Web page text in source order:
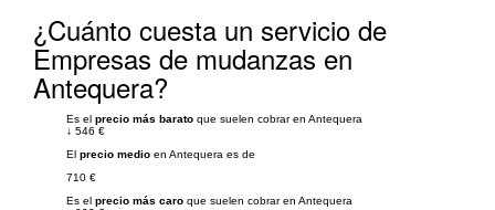
¿Cuánto cuesta un servicio de
Empresas de mudanzas en
Antequera?
Es el precio más barato que suelen cobrar en Antequera
↓ 546 €
El precio medio en Antequera es de
710 €
Es el precio más caro que suelen cobrar en Antequera